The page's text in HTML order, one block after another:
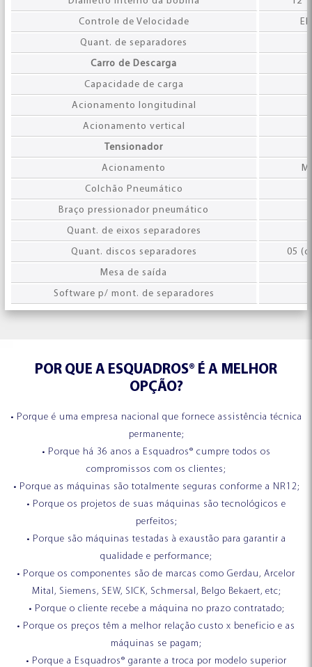
CORTE E EMENDA
ACUMULADOR
OPÇÕES DE FINANCIAMENTO FEIRAS E EVENTOS
Controle de Velocidade
Quant. de separadores
Carro de Descarga
Capacidade de carga
Acionamento longitudinal
Acionamento vertical
Tensionador
Acionamento
Colchão Pneumático
Braço pressionador pneumático
Quant. de eixos separadores
Quant. discos separadores
05
Mesa de saída
Software p/ mont. de separadores
POR QUE A ESQUADROS® É A MELHOR
OPÇÃO?
• Porque é uma empresa nacional que fornece assistência técnica
permanente;
• Porque há 36 anos a Esquadros® cumpre todos os
compromissos com os clientes;
• Porque as máquinas são totalmente seguras conforme a NR12;
• Porque os projetos de suas máquinas são tecnológicos e
perfeitos;
• Porque são máquinas testadas à exaustão para garantir a
qualidade e performance;
• Porque os componentes são de marcas como Gerdau, Arcelor
Mital, Siemens, SEW, SICK, Schmersal, Belgo Bekaert, etc;
• Porque o cliente recebe a máquina no prazo contratado;
• Porque os preços têm a melhor relação custo x beneficio e as
máquinas se pagam;
• Porque a Esquadros® garante a troca por modelo superior